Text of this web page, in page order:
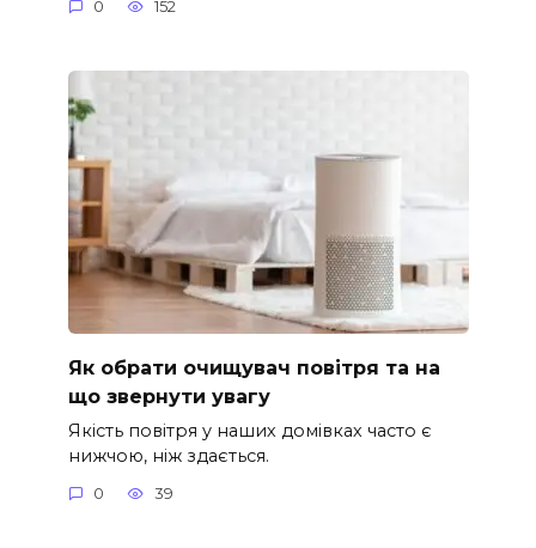
0 152
Як обрати очищувач повітря та на
що звернути увагу
Якість повітря у наших домівках часто є
нижчою, ніж здається.
0 39